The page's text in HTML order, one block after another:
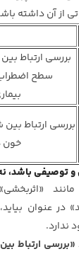
از آن داشته
بررسی ارتباط
سطح اضطراب
بررسی ارتباط
خون
در عنوان
ندارد.
«بررسی ارتباط